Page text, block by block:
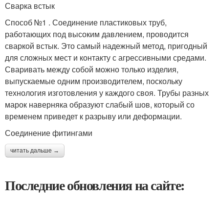
Сварка встык
Способ №1 . Соединение пластиковых труб,
работающих под высоким давлением, проводится
сваркой встык. Это самый надежный метод, пригодный
для сложных мест и контакту с агрессивными средами.
Сваривать между собой можно только изделия,
выпускаемые одним производителем, поскольку
технология изготовления у каждого своя. Трубы разных
марок наверняка образуют слабый шов, который со
временем приведет к разрыву или деформации.
Соединение фитингами
читать дальше →
Последние обновления на сайте: